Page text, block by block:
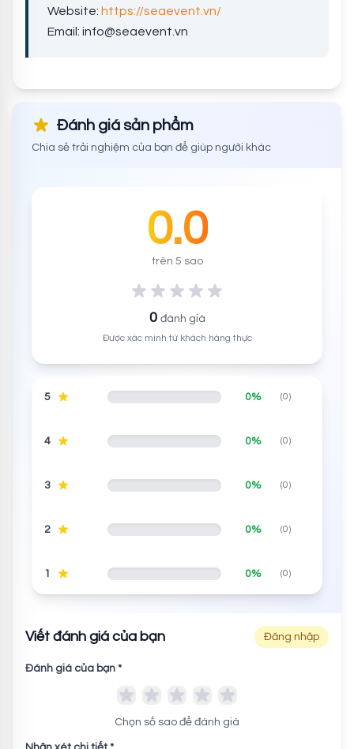
Website: https://seaevent.vn/
Email: info@seaevent.vn
Đánh giá sản phẩm
Chia sẻ trải nghiệm của bạn để giúp người khác
0.0
trên 5 sao
0 đánh giá
Được xác minh từ khách hàng thực
5 0% (0)
4 0% (0)
3 0% (0)
2 0% (0)
1 0% (0)
Viết đánh giá của bạn Đăng nhập
Đánh giá của bạn *
Chọn số sao để đánh giá